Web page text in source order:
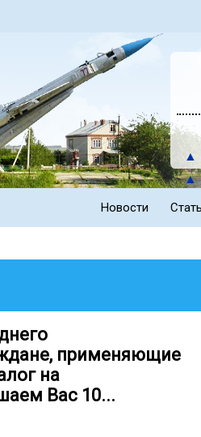
▲
▲
Новости
применяющие
на
Вас 10...